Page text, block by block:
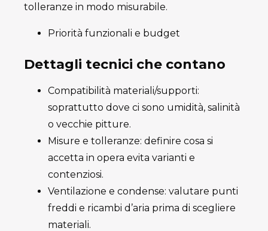
tolleranze in modo misurabile.
Priorità funzionali e budget
Dettagli tecnici che contano
Compatibilità materiali/supporti:
soprattutto dove ci sono umidità, salinità
o vecchie pitture.
Misure e tolleranze: definire cosa si
accetta in opera evita varianti e
contenziosi.
Ventilazione e condense: valutare punti
freddi e ricambi d’aria prima di scegliere
materiali.